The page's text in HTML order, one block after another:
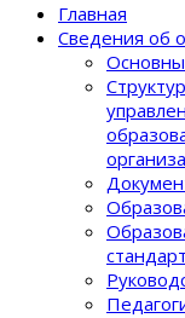
Главная
Сведения об